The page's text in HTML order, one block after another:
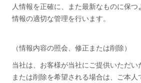
人情報を正確に、また最新なものに保
情報の適切な管理を行います。
（情報内容の照会、修正または削除）
当社は、お客様が当社にご提供いただ
または削除を希望される場合は、ご本